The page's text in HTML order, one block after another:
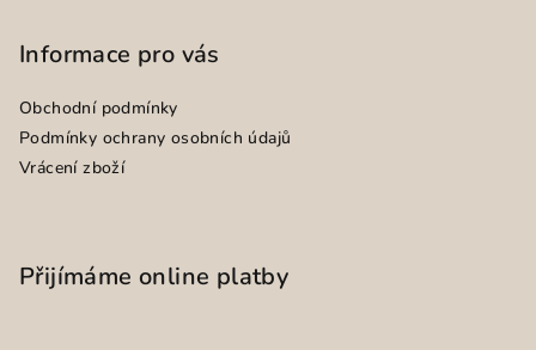
Informace pro vás
Obchodní podmínky
Podmínky ochrany osobních údajů
Vrácení zboží
Přijímáme online platby